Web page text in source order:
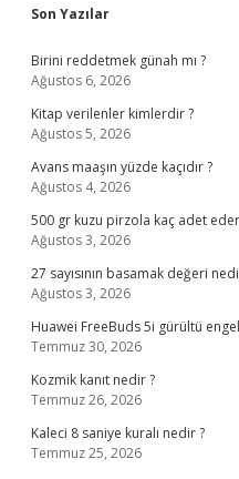
Sidebar
Son Yazılar
Birini reddetmek günah mı ?
Ağustos 6, 2026
Kitap verilenler kimlerdir ?
Ağustos 5, 2026
Avans maaşın yüzde kaçıdır ?
Ağustos 4, 2026
500 gr kuzu pirzola kaç adet
Ağustos 3, 2026
27 sayısının basamak değeri
Ağustos 3, 2026
Huawei FreeBuds 5i gürültü
Temmuz 30, 2026
Kozmik kanıt nedir ?
Temmuz 26, 2026
Kaleci 8 saniye kuralı nedir ?
Temmuz 25, 2026